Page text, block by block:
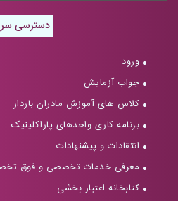
دسترسی
ورود
جواب آزمایش
کلاس های آموزش مادران باردار
برنامه کاری واحدهای پاراکلینیک
انتقادات و پیشنهادات
معرفی خدمات تخصصی و فوق
کتابخانه اعتبار بخشی